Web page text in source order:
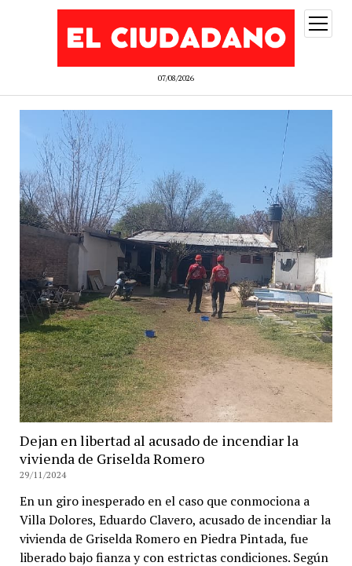
07/08/2026
abrir
menú
Dejan en libertad al acusado de incendiar la
vivienda de Griselda Romero
29/11/2024
En un giro inesperado en el caso que conmociona a
Villa Dolores, Eduardo Clavero, acusado de incendiar la
vivienda de Griselda Romero en Piedra Pintada, fue
liberado bajo fianza y con estrictas condiciones. Según